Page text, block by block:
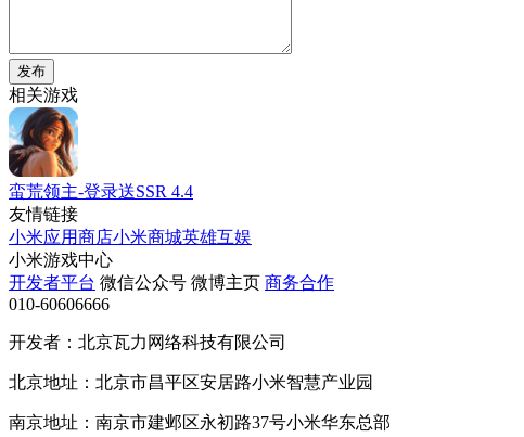
发布
相关游戏
蛮荒领主-登录送SSR 4.4
友情链接
小米应用商店小米商城英雄互娱
小米游戏中心
开发者平台 微信公众号 微博主页 商务合作
010-60606666
开发者：北京瓦力网络科技有限公司
北京地址：北京市昌平区安居路小米智慧产业园
南京地址：南京市建邺区永初路37号小米华东总部